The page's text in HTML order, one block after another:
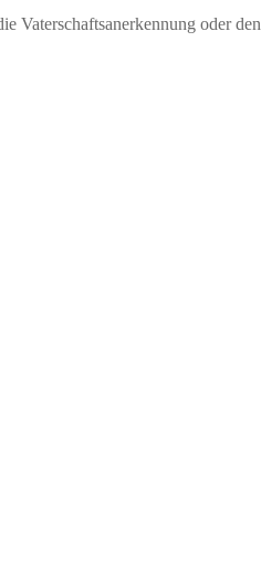
Vaterschaftsanerkennung oder den